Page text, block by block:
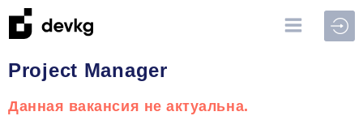
Project Manager
Данная вакансия не актуальна.